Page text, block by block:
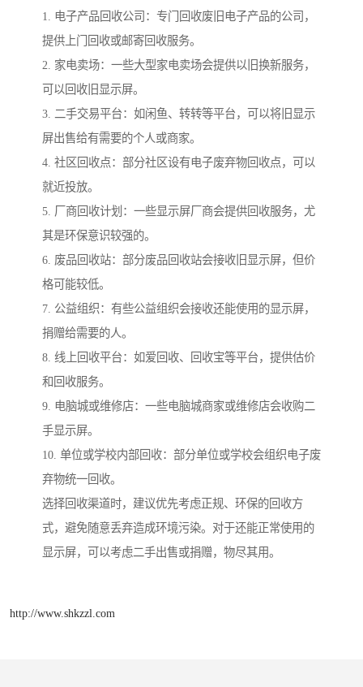
1. 电子产品回收公司：专门回收废旧电子产品的公司，
提供上门回收或邮寄回收服务。
2. 家电卖场：一些大型家电卖场会提供以旧换新服务，
可以回收旧显示屏。
3. 二手交易平台：如闲鱼、转转等平台，可以将旧显示
屏出售给有需要的个人或商家。
4. 社区回收点：部分社区设有电子废弃物回收点，可以
就近投放。
5. 厂商回收计划：一些显示屏厂商会提供回收服务，尤
其是环保意识较强的。
6. 废品回收站：部分废品回收站会接收旧显示屏，但价
格可能较低。
7. 公益组织：有些公益组织会接收还能使用的显示屏，
捐赠给需要的人。
8. 线上回收平台：如爱回收、回收宝等平台，提供估价
和回收服务。
9. 电脑城或维修店：一些电脑城商家或维修店会收购二
手显示屏。
10. 单位或学校内部回收：部分单位或学校会组织电子废
弃物统一回收。
选择回收渠道时，建议优先考虑正规、环保的回收方
式，避免随意丢弃造成环境污染。对于还能正常使用的
显示屏，可以考虑二手出售或捐赠，物尽其用。
http://www.shkzzl.com